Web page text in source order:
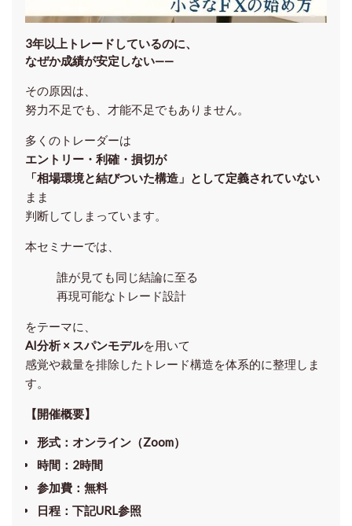
3年以上トレードしているのに、
なぜか成績が安定しない——
その原因は、
努力不足でも、才能不足でもありません。
多くのトレーダーは
エントリー・利確・損切が
「相場環境と結びついた構造」として定義されていない
まま
判断してしまっています。
本セミナーでは、
誰が見ても同じ結論に至る
再現可能なトレード設計
をテーマに、
AI分析 × スパンモデルを用いて
感覚や裁量を排除したトレード構造を体系的に整理しま
す。
【開催概要】
形式：オンライン（Zoom）
時間：2時間
参加費：無料
日程：下記URL参照